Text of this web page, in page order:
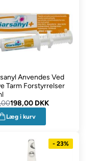
Anvendes Ved
Tarm Forstyrrelser
198,00 DKK
Læg i kurv
- 23%